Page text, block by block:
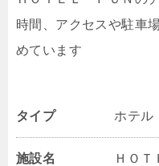
時間、アクセスや駐車
めています
タイプ ホテル
施設名 ＨＯ